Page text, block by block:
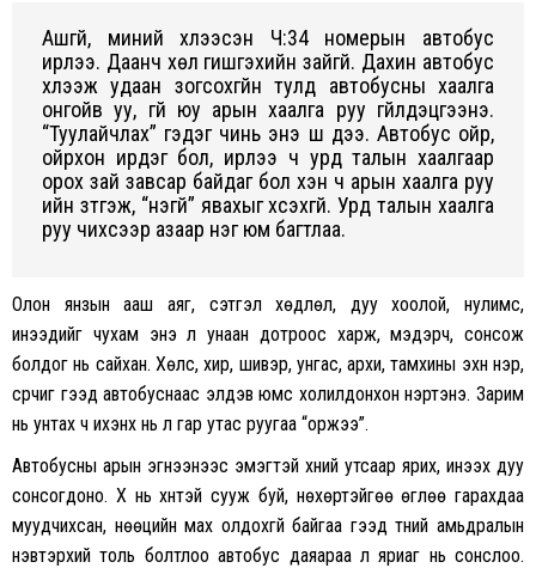
Ашгүй, миний хүлээсэн Ч:34 номерын автобус
ирлээ. Даанч хөл гишгэхийн зайгүй. Дахин автобус
хүлээж удаан зогсохгүйн тулд автобусны хаалга
онгойв уу, үгүй юу арын хаалга руу гүйлдэцгээнэ.
“Туулайчлах” гэдэг чинь энэ шүү дээ. Автобус ойр,
ойрхон ирдэг бол, ирлээ ч урд талын хаалгаар
орох зай завсар байдаг бол хэн ч арын хаалга руу
ийн зүтгэж, “үнэгүй” явахыг хүсэхгүй. Урд талын хаалга
руу чихсээр азаар нэг юм багтлаа.
Олон янзын ааш аяг, сэтгэл хөдлөл, дуу хоолой, нулимс,
инээдийг чухам энэ л унаан дотроос харж, мэдэрч, сонсож
болдог нь сайхан. Хөлс, хир, шивэр, унгас, архи, тамхины эхүүн үнэр,
сүрчиг гээд автобуснаас элдэв юмс холилдонхон үнэртэнэ. Зарим
нь унтах ч ихэнх нь л гар утас руугаа “оржээ”.
Автобусны арын эгнээнээс эмэгтэй хүний утсаар ярих, инээх дуу
сонсогдоно. Хүү нь хүнтэй сууж буй, нөхөртэйгөө өглөө гарахдаа
муудчихсан, нөөцийн мах олдохгүй байгаа гээд түүний амьдралын
нэвтэрхий толь болтлоо автобус даяараа л яриаг нь сонслоо.